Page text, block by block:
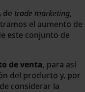
de trade marketing,
el aumento de
este conjunto de
de venta, para así
del producto y, por
considerar la